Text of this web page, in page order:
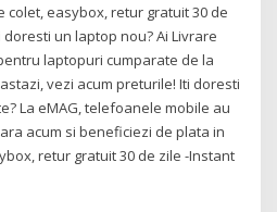
colet, easybox, retur gratuit 30 de
un laptop nou? Ai Livrare
laptopuri cumparate de la
vezi acum preturile! Iti doresti
La eMAG, telefoanele mobile au
acum si beneficiezi de plata in
retur gratuit 30 de zile -Instant